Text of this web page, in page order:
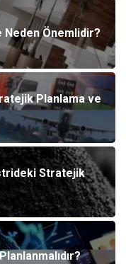
Önemlidir?
Planlama ve
Stratejik